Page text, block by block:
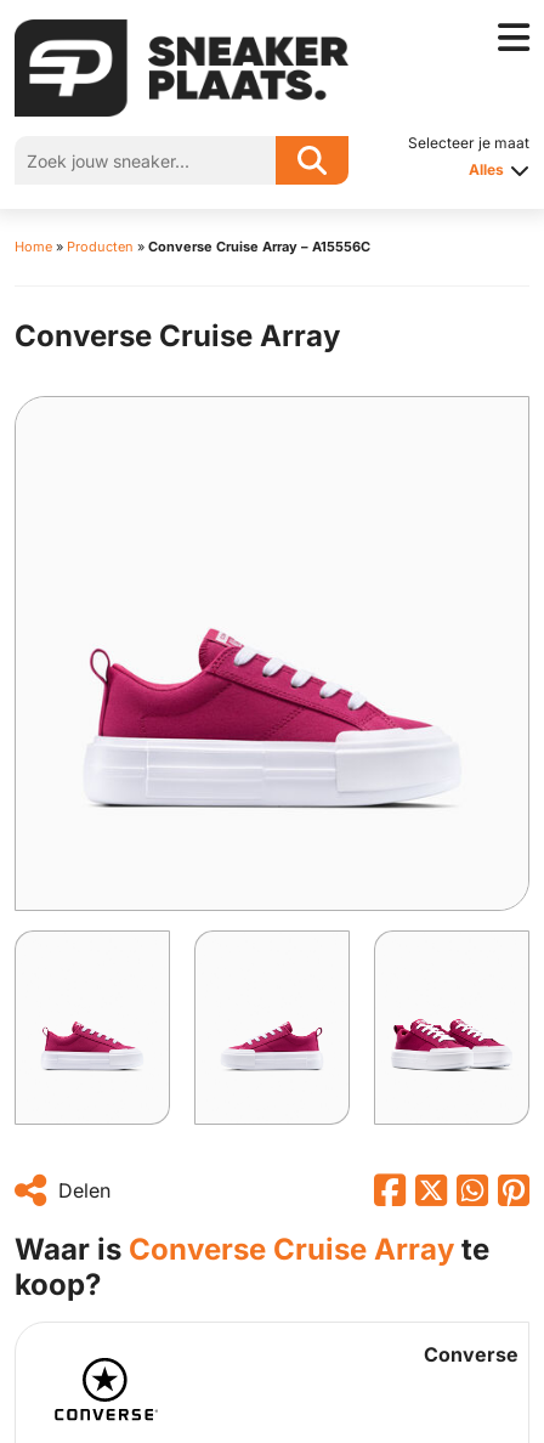
Selecteer je maat
Alles
Home » Producten » Converse Cruise Array – A15556C
Converse Cruise Array
Delen
Waar is Converse Cruise Array te
koop?
Converse